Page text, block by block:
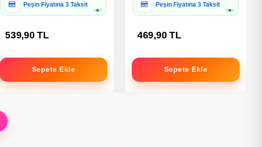
Hediye Paketine Uygun
539,90 TL
Sepete Ekle
Hediye Paketine Uygun
469,90 TL
Sepete Ekle